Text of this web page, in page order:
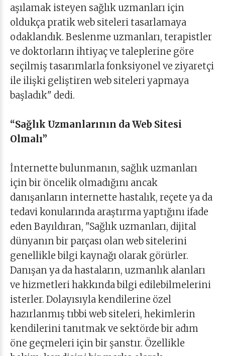
aşılamak isteyen sağlık uzmanları için
oldukça pratik web siteleri tasarlamaya
odaklandık. Beslenme uzmanları, terapistler
ve doktorların ihtiyaç ve taleplerine göre
seçilmiş tasarımlarla fonksiyonel ve ziyaretçi
ile ilişki geliştiren web siteleri yapmaya
başladık" dedi.
“Sağlık Uzmanlarının da Web Sitesi
Olmalı”
İnternette bulunmanın, sağlık uzmanları
için bir öncelik olmadığını ancak
danışanların internette hastalık, reçete ya da
tedavi konularında araştırma yaptığını ifade
eden Bayıldıran, "Sağlık uzmanları, dijital
dünyanın bir parçası olan web sitelerini
genellikle bilgi kaynağı olarak görürler.
Danışan ya da hastaların, uzmanlık alanları
ve hizmetleri hakkında bilgi edilebilmelerini
isterler. Dolayısıyla kendilerine özel
hazırlanmış tıbbi web siteleri, hekimlerin
kendilerini tanıtmak ve sektörde bir adım
öne geçmeleri için bir şanstır. Özellikle